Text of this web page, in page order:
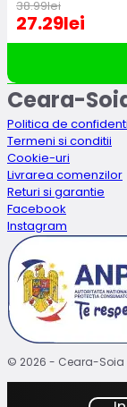
38.99lei
27.29lei
Ceara-
Politica de
Termeni si conditii
Cookie-uri
Livrarea comenzilor
Returi si garantie
Facebook
Instagram
© 2026 - Ceara-Soia